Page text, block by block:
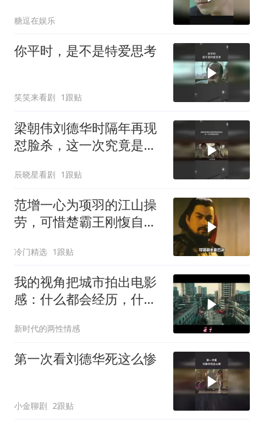
糖逗在娱乐
你平时，是不是特爱思考
笑笑来看剧 1跟贴
梁朝伟刘德华时隔年再现
怼脸杀，这一次究竟是敌
辰晓星看剧 1跟贴
范增一心为项羽的江山操
劳，可惜楚霸王刚愎自
冷门精选 1跟贴
我的视角把城市拍出电影
感：什么都会经历，什么
新时代的两性情感
第一次看刘德华死这么惨
小金聊剧 2跟贴